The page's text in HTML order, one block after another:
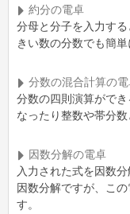
約分の電卓
分母と分子を入力す
きい数の分数でも簡
分数の混合計算の電
分数の四則演算ができ
なったり整数や帯分数
因数分解の電卓
入力された式を因数
因数分解ですが、こ
す。